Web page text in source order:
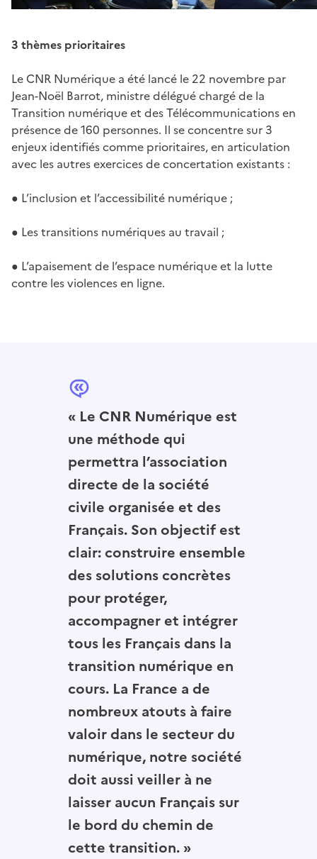
3 thèmes prioritaires
Le CNR Numérique a été lancé le 22 novembre par
Jean-Noël Barrot, ministre délégué chargé de la
Transition numérique et des Télécommunications en
présence de 160 personnes. Il se concentre sur 3
enjeux identifiés comme prioritaires, en articulation
avec les autres exercices de concertation existants :
● L’inclusion et l’accessibilité numérique ;
● Les transitions numériques au travail ;
● L’apaisement de l’espace numérique et la lutte
contre les violences en ligne.
« Le CNR Numérique est
une méthode qui
permettra l’association
directe de la société
civile organisée et des
Français. Son objectif est
clair: construire ensemble
des solutions concrètes
pour protéger,
accompagner et intégrer
tous les Français dans la
transition numérique en
cours. La France a de
nombreux atouts à faire
valoir dans le secteur du
numérique, notre société
doit aussi veiller à ne
laisser aucun Français sur
le bord du chemin de
cette transition. »